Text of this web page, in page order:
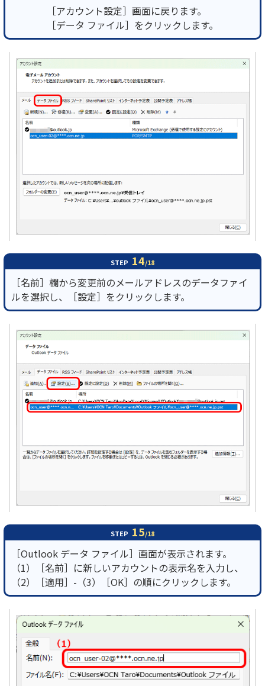
［アカウント設定］画面に戻ります。
［データ ファイル］をクリックします。
STEP 14/18
［名前］欄から変更前のメールアドレスのデータファイ
ルを選択し、［設定］をクリックします。
STEP 15/18
［Outlook データ ファイル］画面が表示されます。
（1）［名前］に新しいアカウントの表示名を入力し、
（2）［適用］-（3）［OK］の順にクリックします。